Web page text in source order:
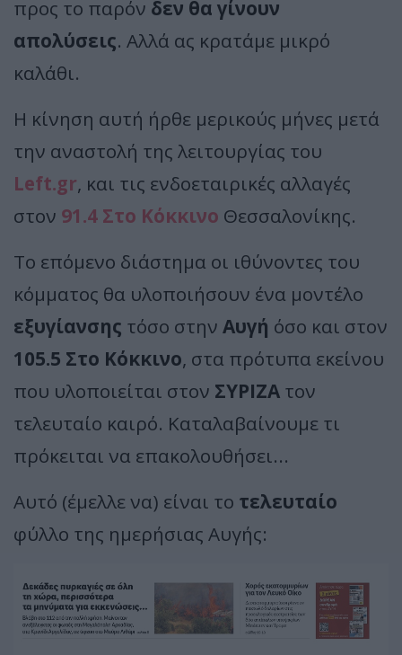
προς το παρόν δεν θα γίνουν
απολύσεις. Αλλά ας κρατάμε μικρό
καλάθι.
Η κίνηση αυτή ήρθε μερικούς μήνες μετά
την αναστολή της λειτουργίας του
Left.gr, και τις ενδοεταιρικές αλλαγές
στον 91.4 Στο Κόκκινο Θεσσαλονίκης.
Το επόμενο διάστημα οι ιθύνοντες του
κόμματος θα υλοποιήσουν ένα μοντέλο
εξυγίανσης τόσο στην Αυγή όσο και στον
105.5 Στο Κόκκινο, στα πρότυπα εκείνου
που υλοποιείται στον ΣΥΡΙΖΑ τον
τελευταίο καιρό. Καταλαβαίνουμε τι
πρόκειται να επακολουθήσει...
Αυτό (έμελλε να) είναι το τελευταίο
φύλλο της ημερήσιας Αυγής: